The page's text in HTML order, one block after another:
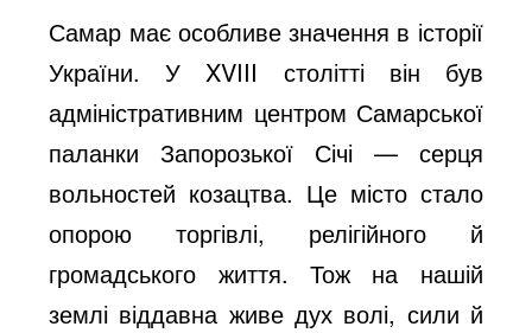
Самар має особливе значення в історії
України. У XVIII столітті він був
адміністративним центром Самарської
паланки Запорозької Січі — серця
вольностей козацтва. Це місто стало
опорою торгівлі, релігійного й
громадського життя. Тож на нашій
землі віддавна живе дух волі, сили й